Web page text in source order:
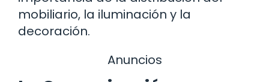
mobiliario, la iluminación y la
decoración.
Anuncios